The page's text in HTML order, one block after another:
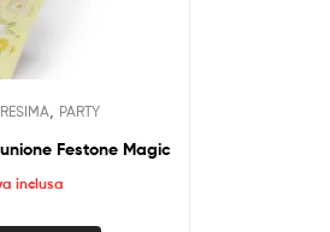
PARTY
Festone Magic
inclusa